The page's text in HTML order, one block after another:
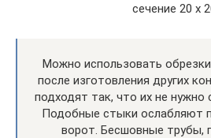
сечение 20 х
Можно использовать
после изготовления других
подходят так, что их не нужно
Подобные стыки ослабляют
ворот. Бесшовные трубы,